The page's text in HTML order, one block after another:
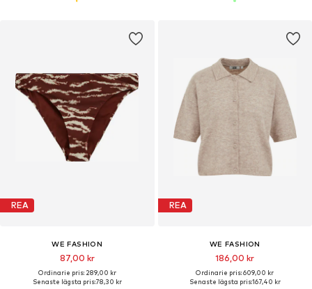
REA
WE FASHION
87,00 kr
Ordinarie pris: 289,00 kr
Senaste lägsta pris:78,30 kr
REA
WE FASHION
186,00 kr
Ordinarie pris: 609,00 kr
Senaste lägsta pris:167,40 kr